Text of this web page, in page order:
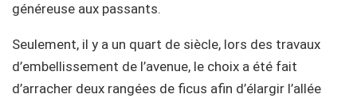
généreuse aux passants.
Seulement, il y a un quart de siècle, lors des travaux
d’embellissement de l’avenue, le choix a été fait
d’arracher deux rangées de ficus afin d’élargir l’allée